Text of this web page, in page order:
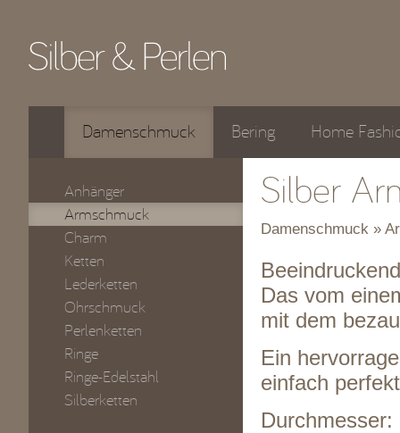
Damenschmuck Bering Home
Anhänger
Armschmuck
Charm
Ketten
Lederketten
Ohrschmuck
Perlenketten
Ringe
Ringe-Edelstahl
Silberketten
Silber
Damenschmuck »
Das vom
mit dem
Ein
einfach